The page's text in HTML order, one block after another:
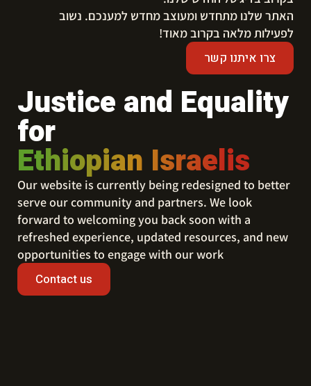
​האתר שלנו מתחדש ומעוצב מחדש למענכם. נשוב
לפעילות מלאה בקרוב מאוד!
צרו איתנו קשר
Justice and Equality
for
Ethiopian Israelis
Our website is currently being redesigned to better
serve our community and partners. We look
forward to welcoming you back soon with a
refreshed experience, updated resources, and new
opportunities to engage with our work
Contact us